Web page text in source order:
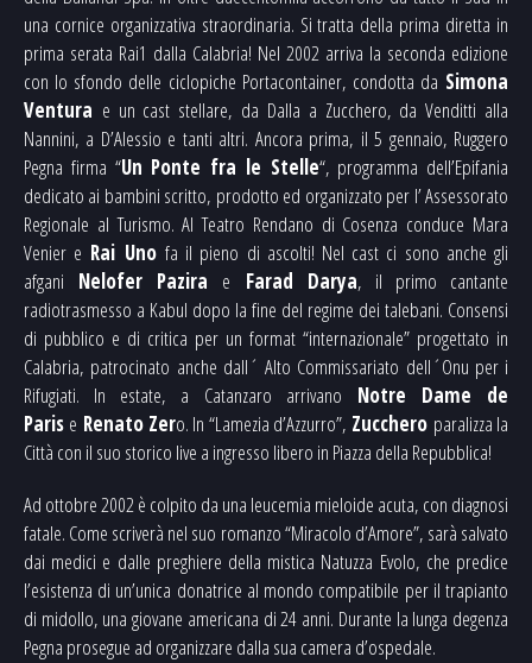
una cornice organizzativa straordinaria. Si tratta della prima diretta in
prima serata Rai1 dalla Calabria! Nel 2002 arriva la seconda edizione
con lo sfondo delle ciclopiche Portacontainer, condotta da Simona
Ventura e un cast stellare, da Dalla a Zucchero, da Venditti alla
Nannini, a D’Alessio e tanti altri. Ancora prima, il 5 gennaio, Ruggero
Pegna firma “Un Ponte fra le Stelle“, programma dell’Epifania
dedicato ai bambini scritto, prodotto ed organizzato per l’ Assessorato
Regionale al Turismo. Al Teatro Rendano di Cosenza conduce Mara
Venier e Rai Unofa il pieno di ascolti! Nel cast ci sono anche gli
afgani Nelofer Pazira e Farad Darya, il primo cantante
radiotrasmesso a Kabul dopo la fine del regime dei talebani. Consensi
di pubblico e di critica per un format “internazionale” progettato in
Calabria, patrocinato anche dall´ Alto Commissariato dell´Onu per i
Rifugiati. In estate, a Catanzaro arrivano Notre Dame de
Paris e Renato Zero. In “Lamezia d’Azzurro”, Zucchero paralizza la
Città con il suo storico live a ingresso libero in Piazza della Repubblica!
Ad ottobre 2002 è colpito da una leucemia mieloide acuta, con diagnosi
fatale. Come scriverà nel suo romanzo “Miracolo d’Amore”, sarà salvato
dai medici e dalle preghiere della mistica Natuzza Evolo, che predice
l’esistenza di un’unica donatrice al mondo compatibile per il trapianto
di midollo, una giovane americana di 24 anni. Durante la lunga degenza
Pegna prosegue ad organizzare dalla sua camera d’ospedale.